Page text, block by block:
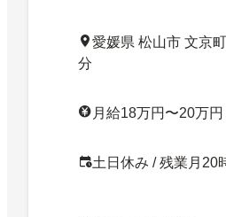
愛媛県 松山市 文京
分
月給18万円〜20万円
土日休み / 残業月20